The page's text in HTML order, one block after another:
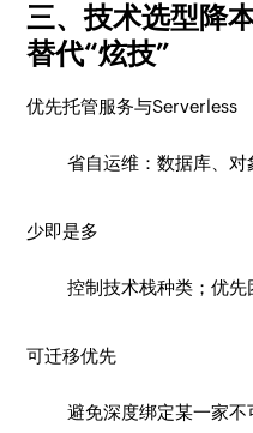
三、技术选型降
替代“炫技”
优先托管服务与Serverless
省自运维：数据库、
少即是多
控制技术栈种类；优
可迁移优先
避免深度绑定某一家